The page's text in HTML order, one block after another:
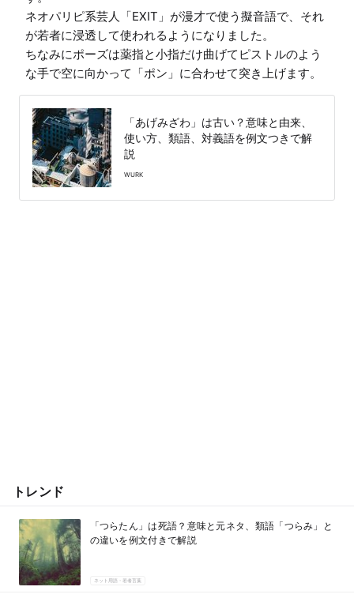
ネオパリピ系芸人「EXIT」が漫才で使う擬音語で、それ
が若者に浸透して使われるようになりました。
ちなみにポーズは薬指と小指だけ曲げてピストルのよう
な手で空に向かって「ポン」に合わせて突き上げます。
「あげみざわ」は古い？意味と由来、
使い方、類語、対義語を例文つきで解
説
WURK
トレンド
「つらたん」は死語？意味と元ネタ、類語「つらみ」と
の違いを例文付きで解説
ネット用語・若者言葉